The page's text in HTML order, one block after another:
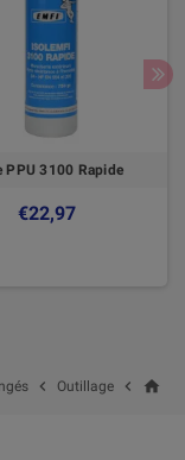
PPU 3100 Rapide
€22,97
home

Outillage
